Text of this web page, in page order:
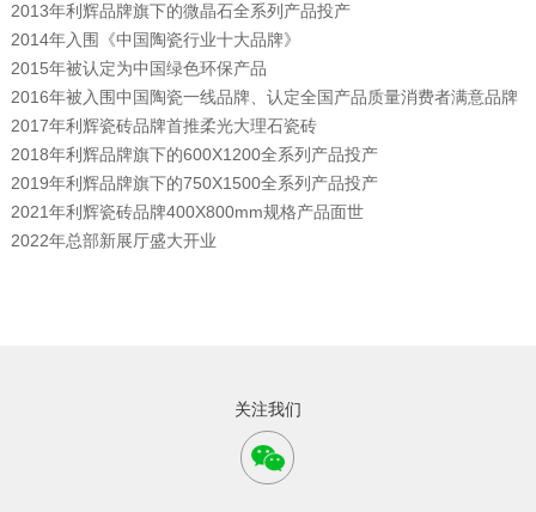
2013年利辉品牌旗下的微晶石全系列产品投产
2014年入围《中国陶瓷行业十大品牌》
2015年被认定为中国绿色环保产品
2016年被入围中国陶瓷一线品牌、认定全国产品质量消费者满意品牌
2017年利辉瓷砖品牌首推柔光大理石瓷砖
2018年利辉品牌旗下的600X1200全系列产品投产
2019年利辉品牌旗下的750X1500全系列产品投产
2021年利辉瓷砖品牌400X800mm规格产品面世
2022年总部新展厅盛大开业
关注我们